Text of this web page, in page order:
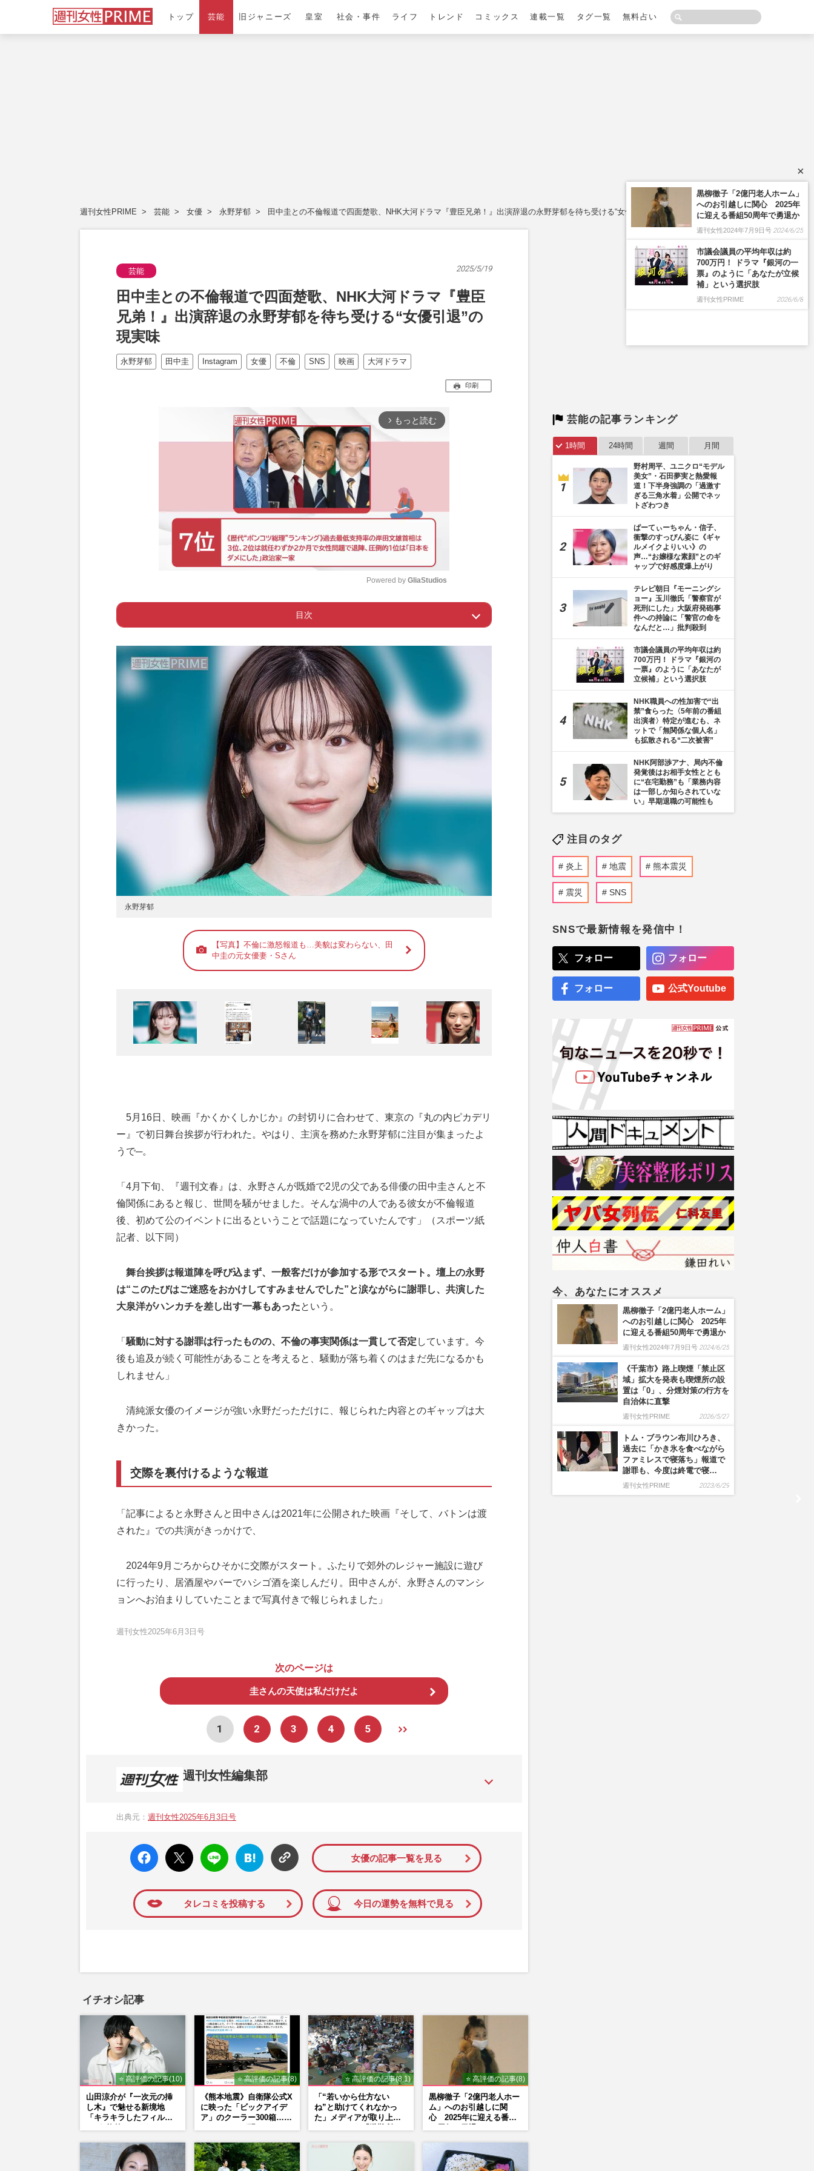
トップ 芸能 旧ジャニーズ 皇室 社会・事件 ライフ トレンド コミックス 連載一覧 タグ一覧 無料占い
週刊女性PRIME 芸能 女優 永野芽郁 田中圭との不倫報道で四面楚歌、NHK大河ドラマ『豊臣兄弟！』出演辞退の永野芽郁を待ち受ける“女優引退”の現実味
芸能 2025/5/19
田中圭との不倫報道で四面楚歌、NHK大河ドラマ『豊臣
兄弟！』出演辞退の永野芽郁を待ち受ける“女優引退”の
現実味
永野芽郁 田中圭 Instagram 女優 不倫 SNS 映画 大河ドラマ
印刷
arrow_forward_ios もっと読む
t
e
Powered by GliaStudios
目次
Page 1 ー 交際を裏付けるような報道
ー 謝罪後は一連の疑惑を“スルー”
ー スポンサー契約自体は解除していない
ー “続報”次第では「女優引退」も覚悟
永野芽郁
【写真】不倫に激怒報道も…美貌は変わらない、田
中圭の元女優妻・Sさん
5月16日、映画『かくかくしかじか』の封切りに合わせて、東京の『丸の内ピカデリ
ー』で初日舞台挨拶が行われた。やはり、主演を務めた永野芽郁に注目が集まったよ
うで─。
「4月下旬、『週刊文春』は、永野さんが既婚で2児の父である俳優の田中圭さんと不
倫関係にあると報じ、世間を騒がせました。そんな渦中の人である彼女が不倫報道
後、初めて公のイベントに出るということで話題になっていたんです」（スポーツ紙
記者、以下同）
舞台挨拶は報道陣を呼び込まず、一般客だけが参加する形でスタート。壇上の永野
は“このたびはご迷惑をおかけしてすみませんでした”と涙ながらに謝罪し、共演した
大泉洋がハンカチを差し出す一幕もあったという。
「 騒動に対する謝罪は行ったものの、不倫の事実関係は一貫して否定 しています。今
後も追及が続く可能性があることを考えると、騒動が落ち着くのはまだ先になるかも
しれません」
清純派女優のイメージが強い永野だっただけに、報じられた内容とのギャップは大
きかった。
交際を裏付けるような報道
「記事によると永野さんと田中さんは2021年に公開された映画『そして、バトンは渡
された』での共演がきっかけで、
2024年9月ごろからひそかに交際がスタート。ふたりで郊外のレジャー施設に遊び
に行ったり、居酒屋やバーでハシゴ酒を楽しんだり。田中さんが、永野さんのマンシ
ョンへお泊まりしていたことまで写真付きで報じられました」
週刊女性2025年6月3日号
次のページは
圭さんの天使は私だけだよ
1 2 3 4 5
週刊女性編集部
母”が抱える400万円超の“借金トラブル”」報道をスクープ。この一報から約2か月後、宮内庁は結婚延期を
出典元： 週刊女性2025年6月3日号
faceboo
k いい
ね
X ポス
ト
LINE
はてな
ブック
マーク
女優の記事一覧を見る
タレコミを投稿する 今日の運勢を無料で見る
イチオシ記事
⭐ 高評価の記事(10)
山田涼介が『一次元の挿
し木』で魅せる新境地
「キラキラしたフィルタ
⭐ 高評価の記事(8)
《熊本地震》自衛隊公式X
に映った「ビックアイデ
ア」のクーラー300箱…ビ
供」の真相
⭐ 高評価の記事(8.1)
「“若いから仕方ない
ね”と助けてくれなかっ
た」メディアが取り上げ
⭐ 高評価の記事(8)
黒柳徹子「2億円老人ホー
ム」へのお引越しに関
心 2025年に迎える番組
芸能の記事ランキング
1時間 24時間 週間 月間
野村周平、ユニクロ“モデル
美女”・石田夢実と熱愛報
道！下半身強調の「過激す
ぎる三角水着」公開でネッ
トざわつき
ぱーてぃーちゃん・信子、
衝撃のすっぴん姿に《ギャ
ルメイクよりいい》の
声…“お嬢様な素顔”とのギ
ャップで好感度爆上がり
テレビ朝日『モーニングシ
ョー』玉川徹氏「警察官が
死刑にした」大阪府発砲事
件への持論に「警官の命を
なんだと…」批判殺到
市議会議員の平均年収は約
700万円！ ドラマ『銀河の
一票』のように「あなたが
立候補」という選択肢
NHK職員への性加害で“出
禁”食らった〈5年前の番組
出演者〉特定が進むも、ネ
ットで「無関係な個人名」
も拡散される“二次被害”
NHK阿部渉アナ、局内不倫
発覚後はお相手女性ととも
に“在宅勤務”も「業務内容
は一部しか知らされていな
い」早期退職の可能性も
注目のタグ
炎上 地震 熊本震災
震災 SNS
SNSで最新情報を発信中！
フォロー フォロー
フォロー 公式Youtube
今、あなたにオススメ
黒柳徹子「2億円老人ホーム」
へのお引越しに関心 2025年
に迎える番組50周年で勇退か
週刊女性2024年7月9日号 2024/6/25
《千葉市》路上喫煙「禁止区
域」拡大を発表も喫煙所の設
置は「0」、分煙対策の行方を
自治体に直撃
週刊女性PRIME 2026/5/27
トム・ブラウン布川ひろき、
過去に「かき氷を食べながら
ファミレスで寝落ち」報道で
謝罪も、今度は終電で寝…
週刊女性PRIME 2023/6/29
×
黒柳徹子「2億円老人ホーム」
へのお引越しに関心 2025年
に迎える番組50周年で勇退か
週刊女性2024年7月9日号 2024/6/25
市議会議員の平均年収は約
700万円！ ドラマ『銀河の一
票』のように「あなたが立候
補」という選択肢
週刊女性PRIME 2026/6/8